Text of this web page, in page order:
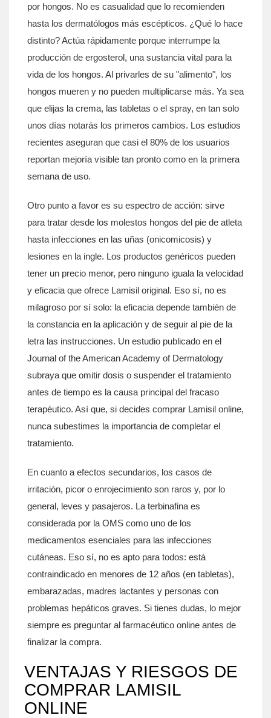
por hongos. No es casualidad que lo recomienden
hasta los dermatólogos más escépticos. ¿Qué lo hace
distinto? Actúa rápidamente porque interrumpe la
producción de ergosterol, una sustancia vital para la
vida de los hongos. Al privarles de su "alimento", los
hongos mueren y no pueden multiplicarse más. Ya sea
que elijas la crema, las tabletas o el spray, en tan solo
unos días notarás los primeros cambios. Los estudios
recientes aseguran que casi el 80% de los usuarios
reportan mejoría visible tan pronto como en la primera
semana de uso.
Otro punto a favor es su espectro de acción: sirve
para tratar desde los molestos hongos del pie de atleta
hasta infecciones en las uñas (onicomicosis) y
lesiones en la ingle. Los productos genéricos pueden
tener un precio menor, pero ninguno iguala la velocidad
y eficacia que ofrece Lamisil original. Eso sí, no es
milagroso por sí solo: la eficacia depende también de
la constancia en la aplicación y de seguir al pie de la
letra las instrucciones. Un estudio publicado en el
Journal of the American Academy of Dermatology
subraya que omitir dosis o suspender el tratamiento
antes de tiempo es la causa principal del fracaso
terapéutico. Así que, si decides comprar Lamisil online,
nunca subestimes la importancia de completar el
tratamiento.
En cuanto a efectos secundarios, los casos de
irritación, picor o enrojecimiento son raros y, por lo
general, leves y pasajeros. La terbinafina es
considerada por la OMS como uno de los
medicamentos esenciales para las infecciones
cutáneas. Eso sí, no es apto para todos: está
contraindicado en menores de 12 años (en tabletas),
embarazadas, madres lactantes y personas con
problemas hepáticos graves. Si tienes dudas, lo mejor
siempre es preguntar al farmacéutico online antes de
finalizar la compra.
VENTAJAS Y RIESGOS DE
COMPRAR LAMISIL
ONLINE